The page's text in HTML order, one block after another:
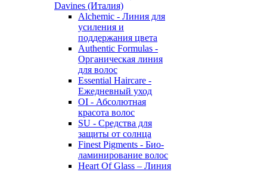
Davines (Италия)
Alchemic - Линия для
усиления и
поддержания цвета
Authentic Formulas -
Органическая линия
для волос
Essential Haircare -
Eжедневный уход
OI - Абсолютная
красота волос
SU - Средства для
защиты от солнца
Finest Pigments - Био-
ламинирование волос
Heart Of Glass – Линия